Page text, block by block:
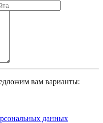
вам варианты:
данных